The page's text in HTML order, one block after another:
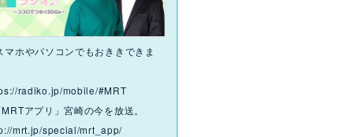
マホやパソコンでもおききできま
radiko.jp/mobile/#MRT
アプリ」宮崎の今を放送。
mrt.jp/special/mrt_app/